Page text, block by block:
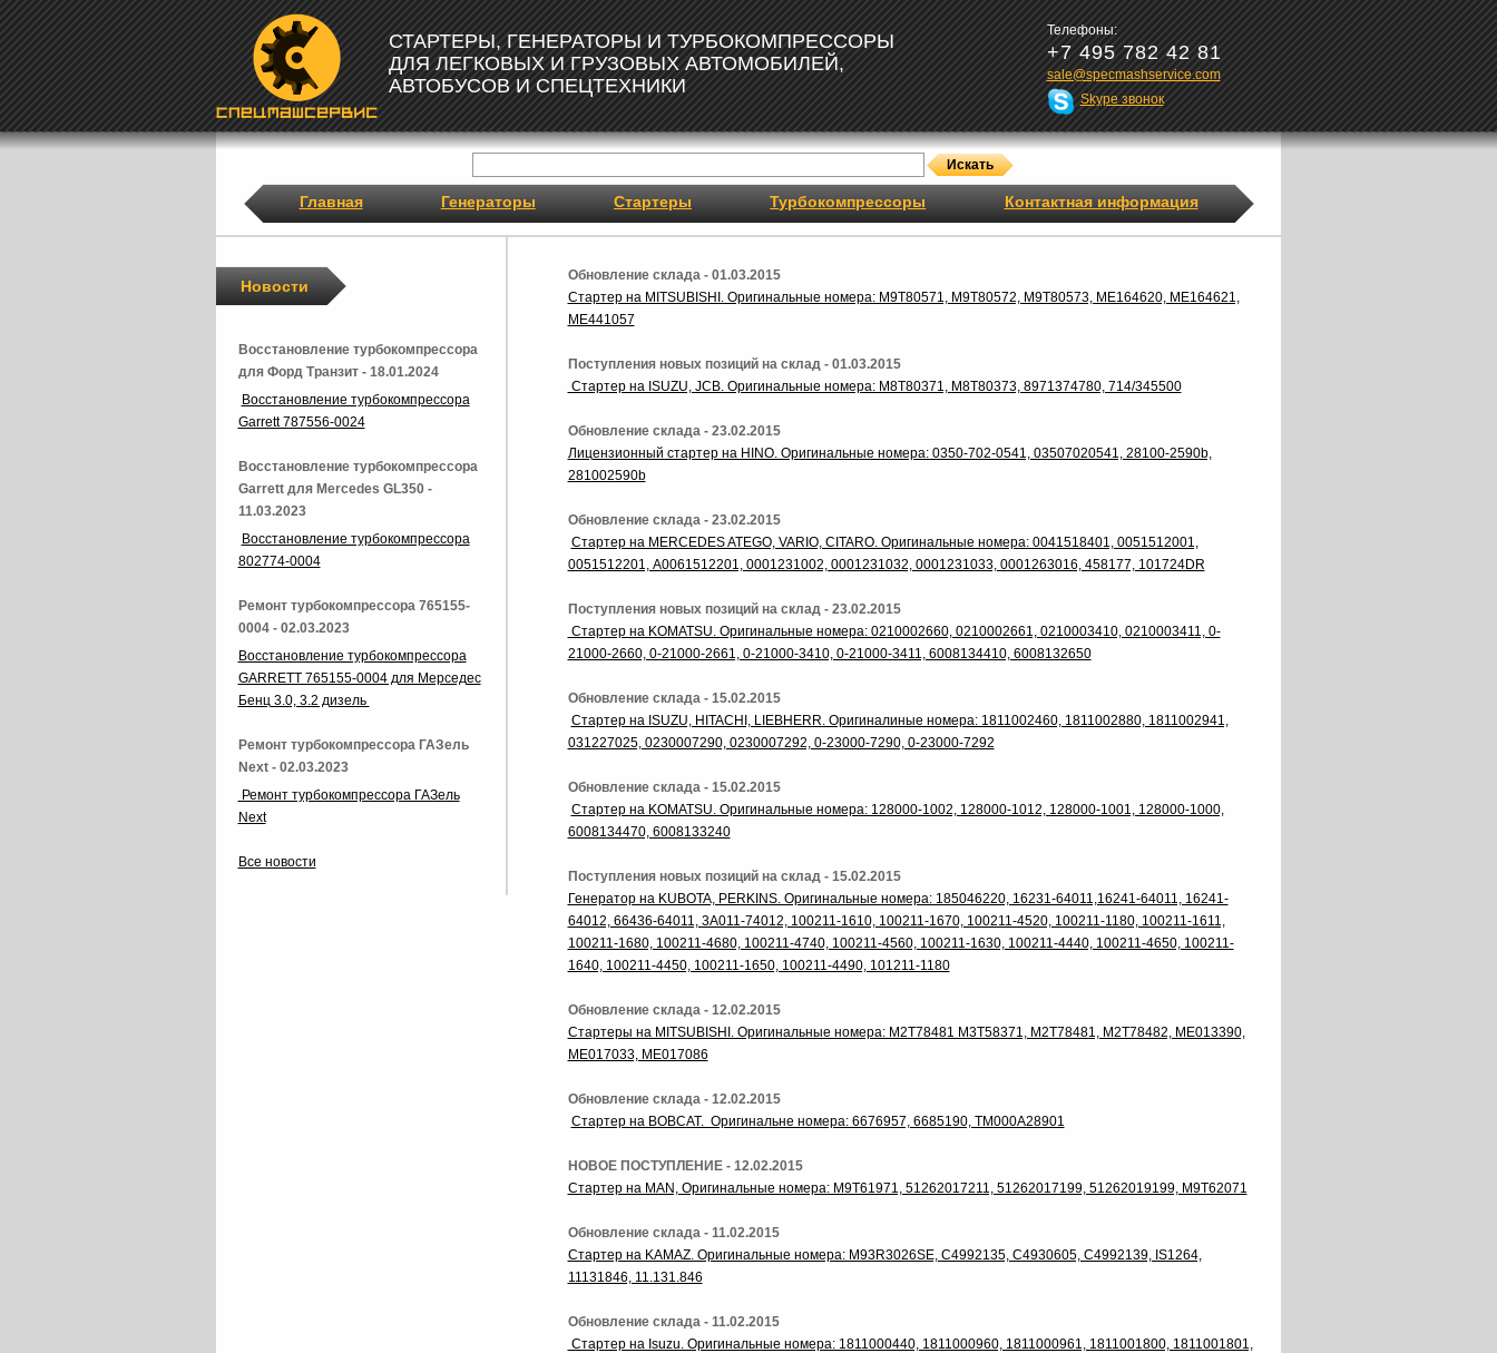
СТАРТЕРЫ, ГЕНЕРАТОРЫ И ТУРБОКОМПРЕССОРЫ
ДЛЯ ЛЕГКОВЫХ И ГРУЗОВЫХ АВТОМОБИЛЕЙ,
АВТОБУСОВ И СПЕЦТЕХНИКИ
Телефоны:
+7 495 782 42 81
sale@specmashservice.com
Skype звонок
Главная Генераторы Стартеры Турбокомпрессоры Контактная информация
Обновление склада - 01.03.2015
Стартер на MITSUBISHI. Оригинальные номера: M9T80571, M9T80572, M9T80573, ME164620, ME164621,
ME441057
Поступления новых позиций на склад - 01.03.2015
Стартер на ISUZU, JCB. Оригинальные номера: M8T80371, M8T80373, 8971374780, 714/345500
Обновление склада - 23.02.2015
Лицензионный стартер на HINO. Оригинальные номера: 0350-702-0541, 03507020541, 28100-2590b,
281002590b
Обновление склада - 23.02.2015
Стартер на MERCEDES ATEGO, VARIO, CITARO. Оригинальные номера: 0041518401, 0051512001,
0051512201, A0061512201, 0001231002, 0001231032, 0001231033, 0001263016, 458177, 101724DR
Поступления новых позиций на склад - 23.02.2015
Стартер на KOMATSU. Оригинальные номера: 0210002660, 0210002661, 0210003410, 0210003411, 0-
21000-2660, 0-21000-2661, 0-21000-3410, 0-21000-3411, 6008134410, 6008132650
Обновление склада - 15.02.2015
Стартер на ISUZU, HITACHI, LIEBHERR. Оригиналиные номера: 1811002460, 1811002880, 1811002941,
031227025, 0230007290, 0230007292, 0-23000-7290, 0-23000-7292
Обновление склада - 15.02.2015
Стартер на KOMATSU. Оригинальные номера: 128000-1002, 128000-1012, 128000-1001, 128000-1000,
6008134470, 6008133240
Поступления новых позиций на склад - 15.02.2015
Генератор на KUBOTA, PERKINS. Оригинальные номера: 185046220, 16231-64011,16241-64011, 16241-
64012, 66436-64011, 3A011-74012, 100211-1610, 100211-1670, 100211-4520, 100211-1180, 100211-1611,
100211-1680, 100211-4680, 100211-4740, 100211-4560, 100211-1630, 100211-4440, 100211-4650, 100211-
1640, 100211-4450, 100211-1650, 100211-4490, 101211-1180
Обновление склада - 12.02.2015
Стартеры на MITSUBISHI. Оригинальные номера: M2T78481 M3T58371, M2T78481, M2T78482, ME013390,
ME017033, ME017086
Обновление склада - 12.02.2015
Стартер на BOBCAT. Оригинальне номера: 6676957, 6685190, TM000A28901
НОВОЕ ПОСТУПЛЕНИЕ - 12.02.2015
Стартер на MAN, Оригинальные номера: M9T61971, 51262017211, 51262017199, 51262019199, M9T62071
Обновление склада - 11.02.2015
Стартер на KAMAZ. Оригинальные номера: M93R3026SE, C4992135, C4930605, C4992139, IS1264,
11131846, 11.131.846
Обновление склада - 11.02.2015
Стартер на Isuzu. Оригинальные номера: 1811000440, 1811000960, 1811000961, 1811001800, 1811001801,
Новости
Восстановление турбокомпрессора
для Форд Транзит - 18.01.2024
Восстановление турбокомпрессора
Garrett 787556-0024
Восстановление турбокомпрессора
Garrett для Mercedes GL350 -
11.03.2023
Восстановление турбокомпрессора
802774-0004
Ремонт турбокомпрессора 765155-
0004 - 02.03.2023
Восстановление турбокомпрессора
GARRETT 765155-0004 для Мерседес
Бенц 3.0, 3.2 дизель
Ремонт турбокомпрессора ГАЗель
Next - 02.03.2023
Ремонт турбокомпрессора ГАЗель
Next
Все новости